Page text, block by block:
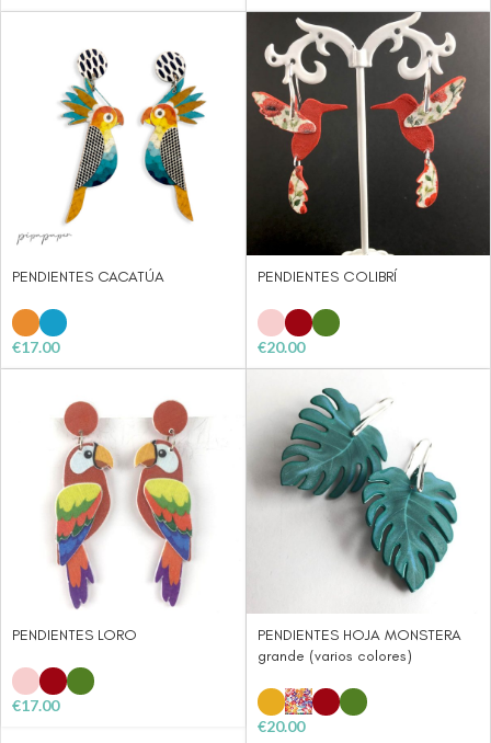
PENDIENTES CACATÚA
€17.00
PENDIENTES COLIBRÍ
€20.00
PENDIENTES LORO
€17.00
PENDIENTES HOJA MONSTERA
grande (varios colores)
€20.00